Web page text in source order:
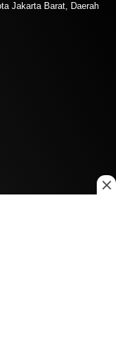
Jakarta Barat, Daerah